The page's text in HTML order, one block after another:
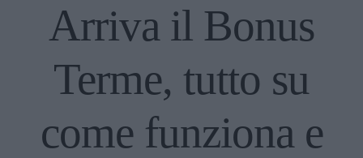
Arriva il Bonus
Terme, tutto su
come funziona e